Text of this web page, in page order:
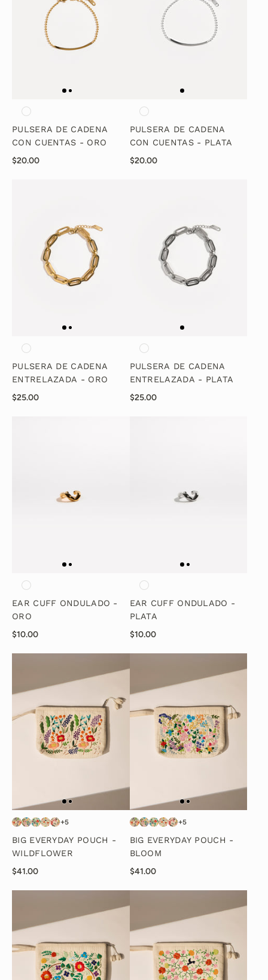
PULSERA DE CADENA
CON CUENTAS - ORO
$20.00
PULSERA DE CADENA
CON CUENTAS - PLATA
$20.00
PULSERA DE CADENA
ENTRELAZADA - ORO
$25.00
PULSERA DE CADENA
ENTRELAZADA - PLATA
$25.00
EAR CUFF ONDULADO -
ORO
$10.00
EAR CUFF ONDULADO -
PLATA
$10.00
+5
BIG EVERYDAY POUCH -
WILDFLOWER
$41.00
+5
BIG EVERYDAY POUCH -
BLOOM
$41.00